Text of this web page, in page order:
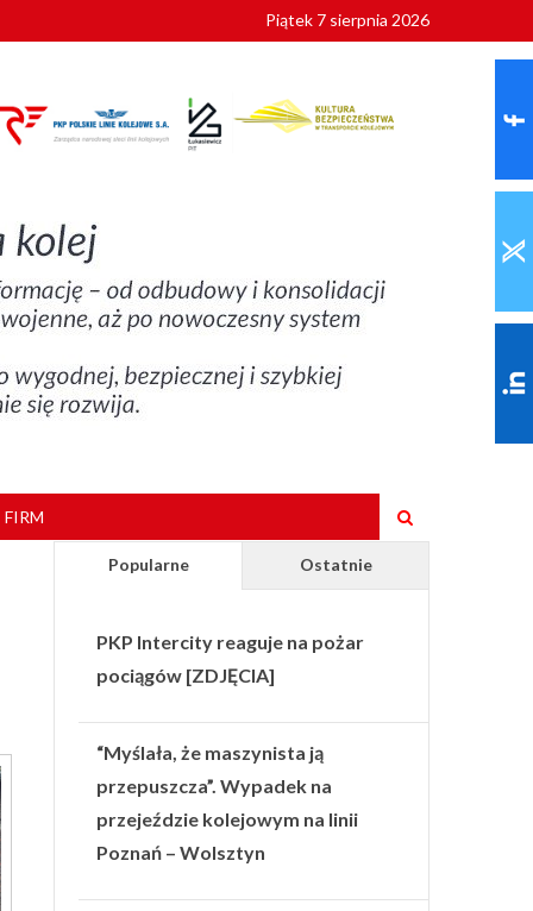
roku
Piątek 7 sierpnia 2026
Popularne Ostatnie
PKP Intercity reaguje na pożar
pociągów [ZDJĘCIA]
“Myślała, że maszynista ją
przepuszcza”. Wypadek na
przejeździe kolejowym na linii
Poznań – Wolsztyn